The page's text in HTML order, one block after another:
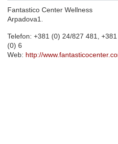
Fantastico Center Wellness
Arpadova1.
Telefon: +381 (0) 24/827 481,
(0) 6
Web: http://